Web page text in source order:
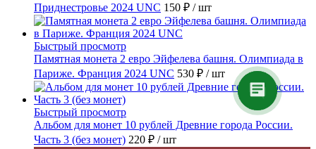
Приднестровье 2024 UNC 150 ₽ / шт
Быстрый просмотр
Памятная монета 2 евро Эйфелева башня. Олимпиада в
Париже. Франция 2024 UNC 530 ₽ / шт
Быстрый просмотр
Альбом для монет 10 рублей Древние города России.
Часть 3 (без монет) 220 ₽ / шт